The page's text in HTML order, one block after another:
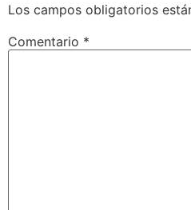
Los campos obligatorios
Comentario *